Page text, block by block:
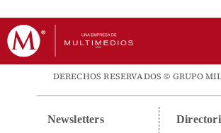
DERECHOS RESERVADOS © GRUPO
Newsletters